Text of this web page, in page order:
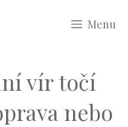
Menu
vír točí
nebo